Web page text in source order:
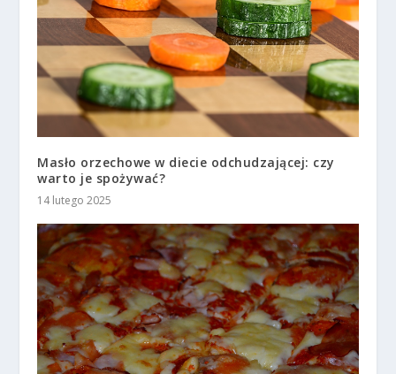
Masło orzechowe w diecie odchudzającej: czy
warto je spożywać?
14 lutego 2025